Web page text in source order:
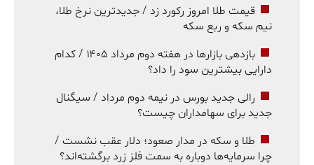
قیمت طلا امروز رکورد زد / جدیدترین نرخ طلا،
نیم سکه و ربع سکه
بازدهی بازارها در هفته دوم مرداد ۱۴۰۵ / کدام
دارایی بیشترین سود را داد؟
رالی جدید بورس در نیمه دوم مرداد / سیگنال
جدید برای سهامداران چیست؟
طلا و سکه در مدار صعود؛ دلار عقب نشست /
چرا سرمایه‌ها دوباره به سمت فلز زرد برگشته‌اند؟